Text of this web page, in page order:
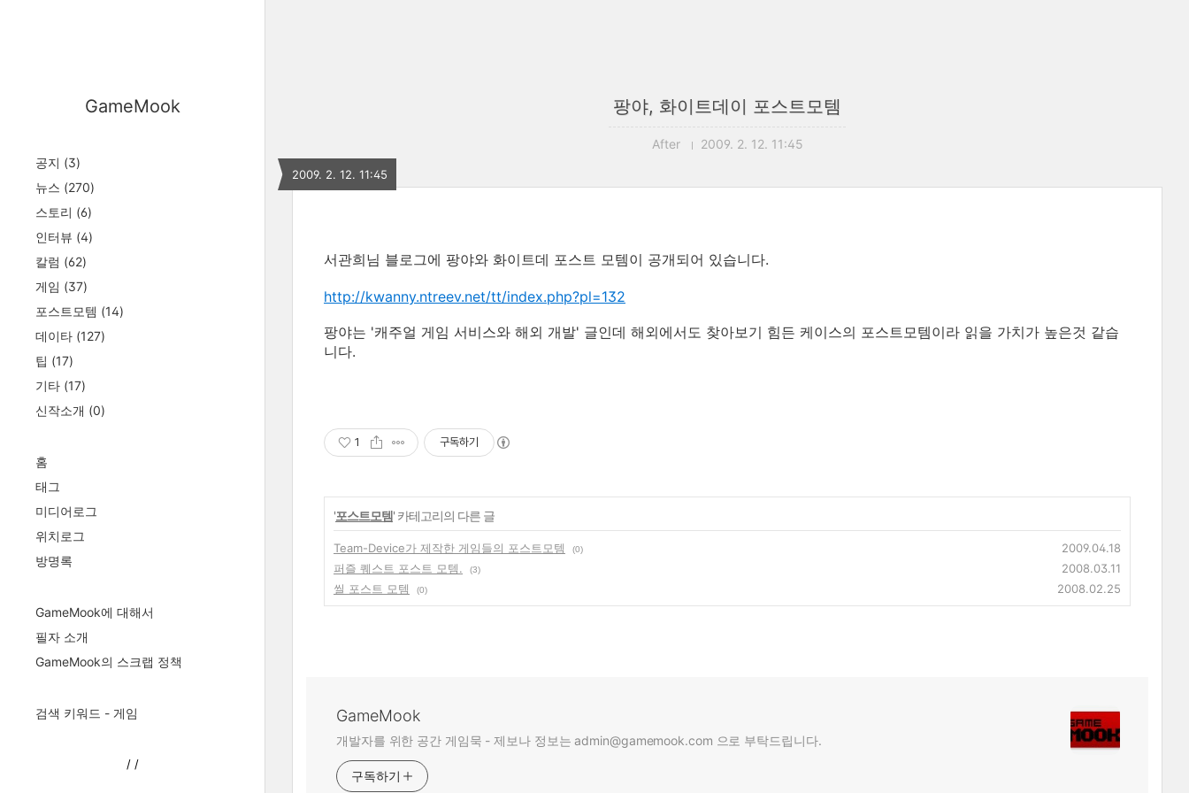
GameMook
공지 (3)
뉴스 (270)
스토리 (6)
인터뷰 (4)
칼럼 (62)
게임 (37)
포스트모템 (14)
데이타 (127)
팁 (17)
기타 (17)
신작소개 (0)
홈
태그
미디어로그
위치로그
방명록
GameMook에 대해서
필자 소개
GameMook의 스크랩 정책
검색 키워드 - 게임
/ /
팡야, 화이트데이 포스트모템
After 2009. 2. 12. 11:45
2009. 2. 12. 11:45
서관희님 블로그에 팡야와 화이트데 포스트 모템이 공개되어 있습니다.
http://kwanny.ntreev.net/tt/index.php?pl=132
팡야는 '캐주얼 게임 서비스와 해외 개발' 글인데 해외에서도 찾아보기 힘든 케이스의 포스트모템이라 읽을 가치가 높은것 같습
니다.
1 구독하기
'포스트모템' 카테고리의 다른 글
Team-Device가 제작한 게임들의 포스트모템 (0)
2009.04.18
퍼즐 퀘스트 포스트 모템.
(3)
2008.03.11
씰 포스트 모템
(0) 2008.02.25
GameMook
개발자를 위한 공간 게임묵 - 제보나 정보는 admin@gamemook.com 으로 부탁드립니다.
구독하기